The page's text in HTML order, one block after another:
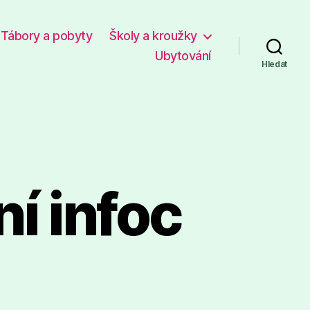
Tábory a pobyty
Školy a kroužky
Ubytování
Hledat
infoc